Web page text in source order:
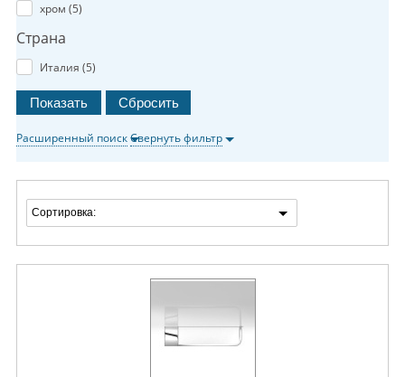
хром (5)
Страна
Италия (5)
Расширенный поискСвернуть фильтр
Сортировка: